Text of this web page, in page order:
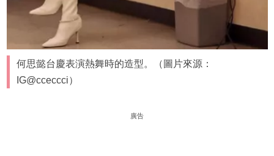
何思懿台慶表演熱舞時的造型。（圖片來源：
IG@cceccci）
廣告